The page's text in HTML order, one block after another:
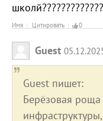
школй?????????????
Имя Цитировать 0
Guest
Guest пишет:
Берёзовая